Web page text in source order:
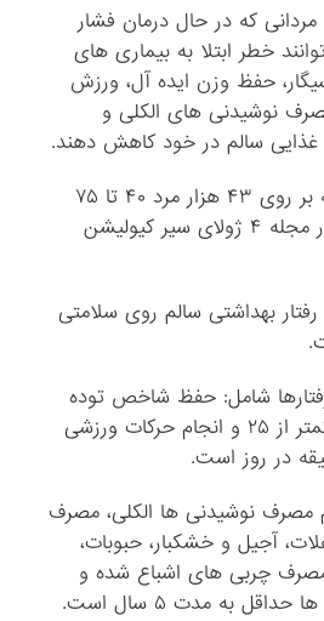
که در حال درمان فشار
خطر ابتلا به بیماری های
حفظ وزن ایده آل، ورزش
نوشیدنی های الکلی و
سالم در خود کاهش دهند.
این مطالعه ی ۱۶ ساله بر روی ۴۳ هزار مرد ۴۰ تا ۷۵
ساله صورت گرفته و در مجله ۴ ژولای سیر کیولیشن
در این مطالعه تاثیر ۵ رفتار بهداشتی سالم روی سلامتی
شامل: حفظ شاخص توده
بدن (BMI) به میزان کمتر از ۲۵ و انجام حرکات ورزشی
مصرف نوشیدنی ها الکلی، مصرف
آجیل و خشکبار، حبوبات،
چربی های اشباع شده و
به مدت ۵ سال است.